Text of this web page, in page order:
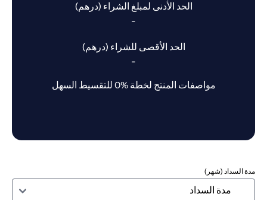
الحد الأدنى لمبلغ الشراء (درهم)
-
الحد الأقصى للشراء (درهم)
-
مواصفات المنتج لخطة %0 للتقسيط السهل
مدة السداد (شهر)